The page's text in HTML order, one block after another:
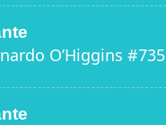
O’Higgins #735